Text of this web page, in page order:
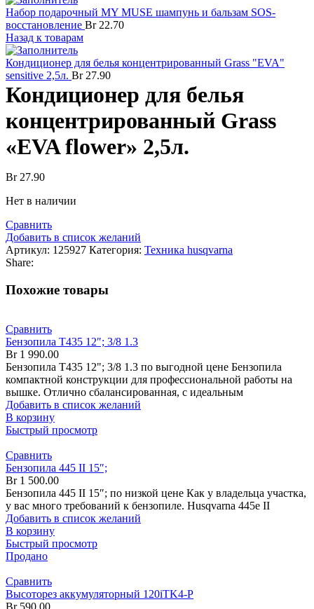
Набор подарочный MY MUSE шампунь и бальзам SOS-
восстановление Br22.70
Назад к товарам
Кондиционер для белья концентрированный Grass "EVA"
sensitive 2,5л. Br27.90
Кондиционер для белья
концентрированный Grass
«EVA flower» 2,5л.
Br27.90
Нет в наличии
Сравнить
Добавить в список желаний
Артикул: 125927 Категория: Техника husqvarna
Share:
Похожие товары
Сравнить
Бензопила T435 12″; 3/8 1.3
Br1 990.00
Бензопила T435 12"; 3/8 1.3 по выгодной цене Бензопила
компактной конструкции для профессиональной работы на
вышке. Отлично сбалансированная, с идеальным
Добавить в список желаний
В корзину
Быстрый просмотр
Сравнить
Бензопила 445 II 15″;
Br1 500.00
Бензопила 445 II 15″; по низкой цене Как у владельца участка,
у вас много требований к бензопиле. Husqvarna 445e II
Добавить в список желаний
В корзину
Быстрый просмотр
Продано
Сравнить
Высоторез аккумуляторный 120iTK4-P